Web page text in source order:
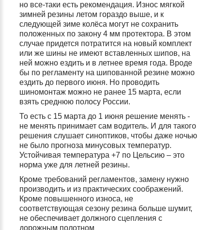
но все-таки есть рекомендация. Износ мягкой
зимней резины летом гораздо выше, и к
следующей зиме колёса могут не сохранить
положенных по закону 4 мм протектора. В этом
случае придется потратится на новый комплект
или же шины не имеют вставленных шипов, на
ней можно ездить и в летнее время года. Вроде
бы по регламенту на шипованной резине можно
ездить до первого июня. Но проводить
шиномонтаж можно не ранее 15 марта, если
взять среднюю полосу России.
То есть с 15 марта до 1 июня решение менять -
не менять принимает сам водитель. И для такого
решения слушает синоптиков, чтобы даже ночью
не было прогноза минусовых температур.
Устойчивая температура +7 по Цельсию – это
норма уже для летней резины.
Кроме требований регламентов, замену нужно
производить и из практических соображений.
Кроме повышенного износа, не
соответствующая сезону резина больше шумит,
не обеспечивает должного сцепления с
дорожным полотном